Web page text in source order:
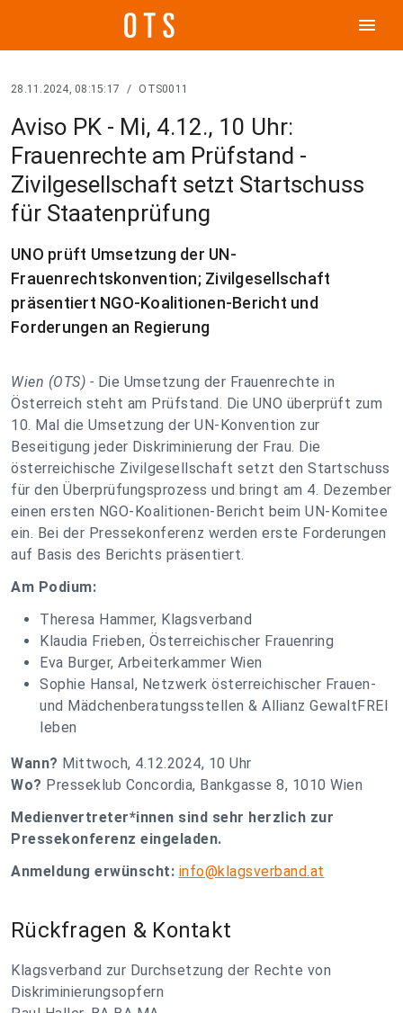
menu
28.11.2024, 08:15:17 / OTS0011
Aviso PK - Mi, 4.12., 10 Uhr:
Frauenrechte am Prüfstand -
Zivilgesellschaft setzt Startschuss
für Staatenprüfung
UNO prüft Umsetzung der UN-
Frauenrechtskonvention; Zivilgesellschaft
präsentiert NGO-Koalitionen-Bericht und
Forderungen an Regierung
Wien (OTS) - Die Umsetzung der Frauenrechte in
Österreich steht am Prüfstand. Die UNO überprüft zum
10. Mal die Umsetzung der UN-Konvention zur
Beseitigung jeder Diskriminierung der Frau. Die
österreichische Zivilgesellschaft setzt den Startschuss
für den Überprüfungsprozess und bringt am 4. Dezember
einen ersten NGO-Koalitionen-Bericht beim UN-Komitee
ein. Bei der Pressekonferenz werden erste Forderungen
auf Basis des Berichts präsentiert.
Am Podium:
Theresa Hammer, Klagsverband
Klaudia Frieben, Österreichischer Frauenring
Eva Burger, Arbeiterkammer Wien
Sophie Hansal, Netzwerk österreichischer Frauen-
und Mädchenberatungsstellen & Allianz GewaltFREI
leben
Wann? Mittwoch, 4.12.2024, 10 Uhr
Wo? Presseklub Concordia, Bankgasse 8, 1010 Wien
Medienvertreter*innen sind sehr herzlich zur
Pressekonferenz eingeladen.
Anmeldung erwünscht: info@klagsverband.at
Rückfragen & Kontakt
Klagsverband zur Durchsetzung der Rechte von
Diskriminierungsopfern